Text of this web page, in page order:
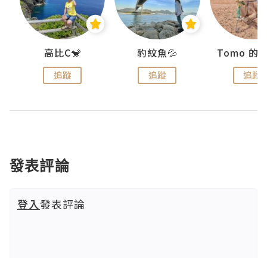
高比C🐒
追蹤
豹紋魚💦
追蹤 追蹤
發表評論
登入發表評論